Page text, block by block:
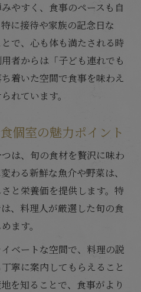
リラックス効果を最大化
きる心身の健康サポート
の新習慣とは
うことで変わる食生活の
続可能な健康志向の暮ら
族や仲間と健康をシェア
個室から生まれる理由
やすく、食事のペースも自
に接待や家族の記念日な
で、心も体も満たされる時
者からは「子ども連れでも
着いた空間で食事を味わえ
れています。
個室の魅力ポイント
は、旬の食材を贅沢に味わ
わる新鮮な魚介や野菜は、
と栄養価を提供します。特
、料理人が厳選した旬の食
ます。
ベートな空間で、料理の説
寧に案内してもらえること
を知ることで、食事がより